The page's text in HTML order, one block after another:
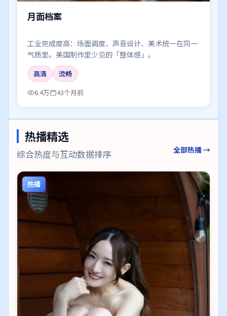
月面档案
工业完成度高：场面调度、声音设计、美术统一在同一
气质里。美国制作里少见的「整体感」。
高清
流畅
6.4万
43个月前
热播精选
综合热度与互动数据排序 全部热播 →
热播